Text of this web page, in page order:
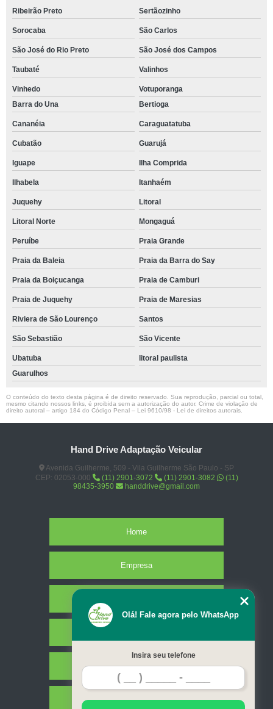
Ribeirão Preto Sertãozinho
Sorocaba São Carlos
São José do Rio Preto São José dos Campos
Taubaté Valinhos
Vinhedo
Votuporanga
Barra do Una
Bertioga
Cananéia Caraguatatuba
Cubatão Guarujá
Iguape Ilha Comprida
Ilhabela Itanhaém
Juquehy Litoral
Litoral Norte Mongaguá
Peruíbe Praia Grande
Praia da Baleia Praia da Barra do Say
Praia da Boiçucanga Praia de Camburi
Praia de Juquehy Praia de Maresias
Riviera de São Lourenço Santos
São Sebastião São Vicente
Ubatuba
litoral paulista
Guarulhos
O conteúdo do texto desta página é de direito reservado. Sua reprodução, parcial ou total,
mesmo citando nossos links, é proibida sem a autorização do autor. Crime de violação de
direito autoral – artigo 184 do Código Penal – Lei 9610/98 - Lei de direitos autorais
Hand Drive Adaptação Veicular
Avenida Guilherme, 509 - Vila Guilherme São Paulo - SP
CEP: 02053-000
(11) 2901-3072 (11) 2901-3082
(11)
98435-3950
handdrive@gmail.com
Home
Empresa
Contato
Mapa do site
Olá! Fale agora pelo WhatsApp
Insira seu telefone